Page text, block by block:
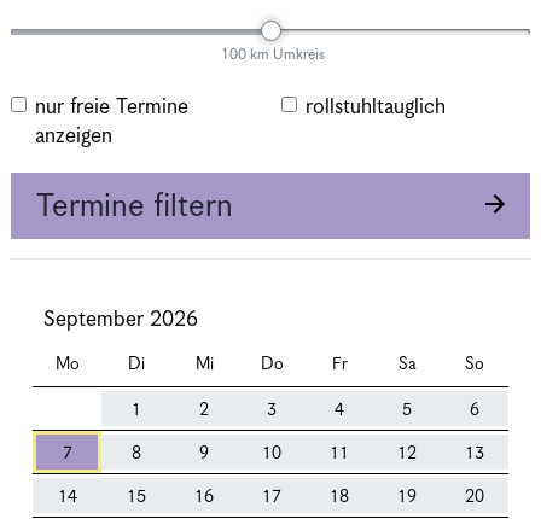
100 km Umkreis
nur freie Termine
anzeigen
rollstuhltauglich
Termine filtern
September 2026
Mo Di Mi Do Fr Sa So
1 2 3 4 5 6
7 8 9 10 11 12 13
14 15 16 17 18 19 20